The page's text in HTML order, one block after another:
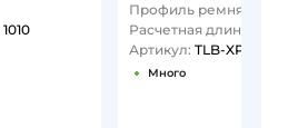
1010
Профиль ремня:
Расчетная длина, мм:
Артикул: TLB-XPA1250
Много